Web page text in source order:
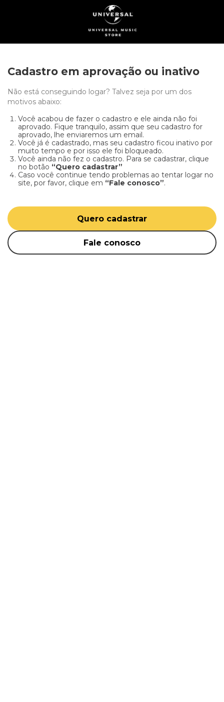
Cadastro em aprovação ou inativo
Não está conseguindo logar? Talvez seja por um dos
motivos abaixo:
Você acabou de fazer o cadastro e ele ainda não foi
aprovado. Fique tranquilo, assim que seu cadastro for
aprovado, lhe enviaremos um email.
Você já é cadastrado, mas seu cadastro ficou inativo por
muito tempo e por isso ele foi bloqueado.
Você ainda não fez o cadastro. Para se cadastrar, clique
no botão “Quero cadastrar”
Caso você continue tendo problemas ao tentar logar no
site, por favor, clique em “Fale conosco”.
Quero cadastrar
Fale conosco